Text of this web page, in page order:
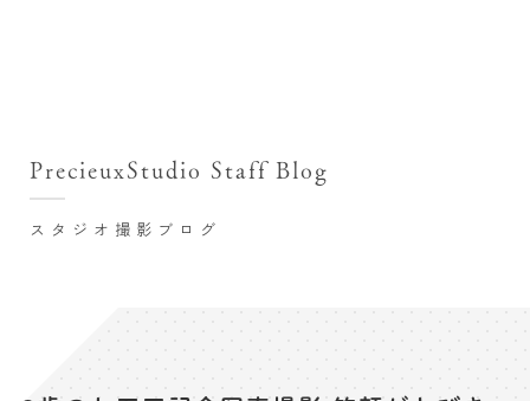
七五三お参り用着物レンタル
お宮参り写真撮影
ハーフバースデー撮影
卒業袴･卒業写真撮影
スタジオ撮影ブログ
PrecieuxStudio Staff Blog